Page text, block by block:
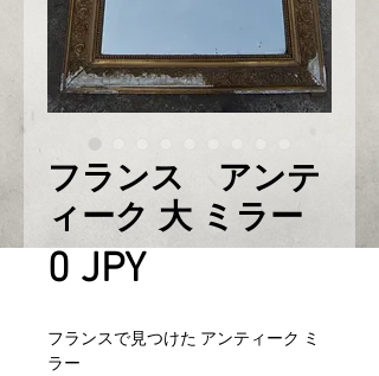
フランス アンテ
ィーク 大 ミラー
0 JPYPrix
フランスで見つけた アンティーク ミ
ラー